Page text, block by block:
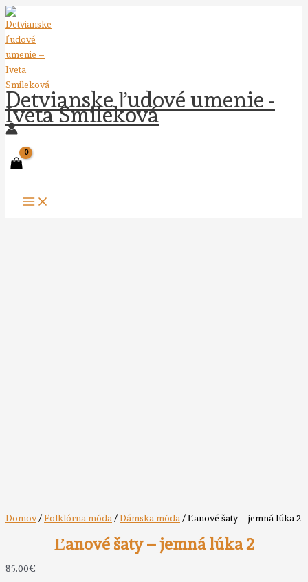
Preskočiť
na
obsah
Detvianske ľudové umenie -
Iveta Smileková
Domov/Folklórna móda /Dámska móda / Ľanové šaty – jemná lúka 2
Ľanové šaty – jemná lúka 2
85.00€